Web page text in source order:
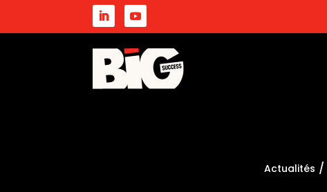
Actualités /